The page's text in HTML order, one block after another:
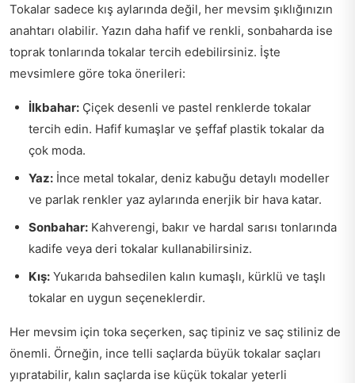
Tokalar sadece kış aylarında değil, her mevsim şıklığınızın
anahtarı olabilir. Yazın daha hafif ve renkli, sonbaharda ise
toprak tonlarında tokalar tercih edebilirsiniz. İşte
mevsimlere göre toka önerileri:
İlkbahar: Çiçek desenli ve pastel renklerde tokalar
tercih edin. Hafif kumaşlar ve şeffaf plastik tokalar da
çok moda.
Yaz: İnce metal tokalar, deniz kabuğu detaylı modeller
ve parlak renkler yaz aylarında enerjik bir hava katar.
Sonbahar: Kahverengi, bakır ve hardal sarısı tonlarında
kadife veya deri tokalar kullanabilirsiniz.
Kış: Yukarıda bahsedilen kalın kumaşlı, kürklü ve taşlı
tokalar en uygun seçeneklerdir.
Her mevsim için toka seçerken, saç tipiniz ve saç stiliniz de
önemli. Örneğin, ince telli saçlarda büyük tokalar saçları
yıpratabilir, kalın saçlarda ise küçük tokalar yeterli